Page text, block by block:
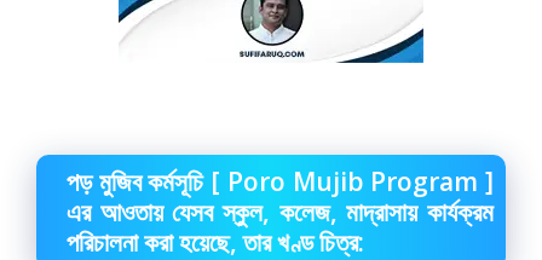
পড় মুজিব কর্মসূচি [ Poro Mujib Program ]
এর আওতায় যেসব স্কুল, কলেজ, মাদ্রাসায় কার্যক্রম
পরিচালনা করা হয়েছে, তার খণ্ড চিত্র: